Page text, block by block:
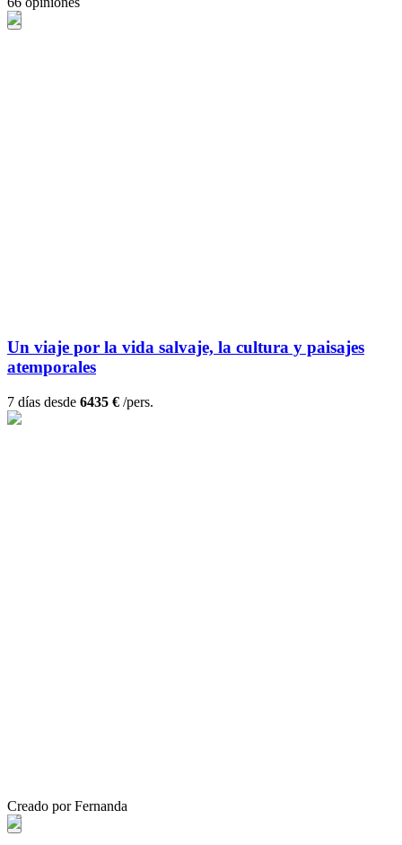
Un viaje por la vida salvaje, la cultura y paisajes
atemporales
7 días desde 6435 € /pers.
Creado por Fernanda